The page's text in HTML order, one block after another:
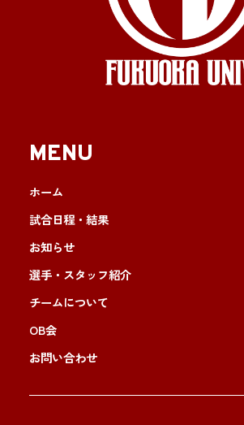
MENU
ホーム
試合日程・結果
お知らせ
選手・スタッフ紹介
チームについて
OB会
お問い合わせ